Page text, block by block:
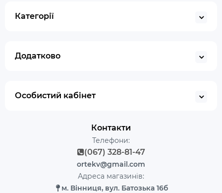
Категорії
Додатково
Особистий кабінет
Контакти
Телефони:
(067) 328-81-47
ortekv@gmail.com
Адреса магазинів:
м. Вінниця, вул. Батозька 16б